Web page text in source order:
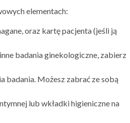
elementach:
oraz kartę pacjenta (jeśli ją
badania ginekologiczne, zabierz
badania. Możesz zabrać ze sobą
lub wkładki higieniczne na